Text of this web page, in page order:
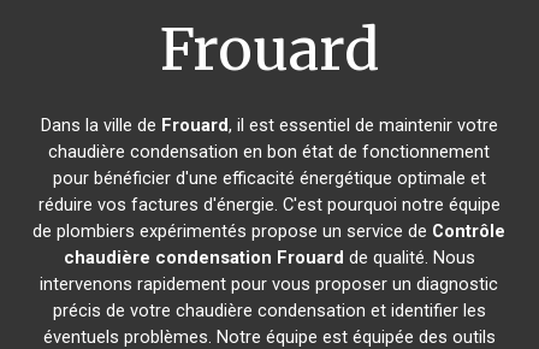
Frouard
Dans la ville de Frouard, il est essentiel de maintenir votre
chaudière condensation en bon état de fonctionnement
pour bénéficier d'une efficacité énergétique optimale et
réduire vos factures d'énergie. C'est pourquoi notre équipe
de plombiers expérimentés propose un service de Contrôle
chaudière condensation Frouard de qualité. Nous
intervenons rapidement pour vous proposer un diagnostic
précis de votre chaudière condensation et identifier les
éventuels problèmes. Notre équipe est équipée des outils